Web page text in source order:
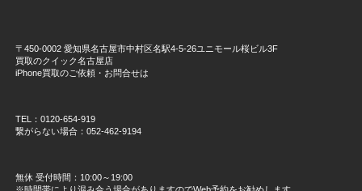
〒450-0002 愛知県名古屋市中村区名駅4-5-26ユニモール桜ビル3F
買取のクイック名古屋店
iPhone買取のご依頼・お問合せは
TEL：0120-654-919
繋がらない場合：052-462-9194
無休 受付時間：10:00～19:00
※時間帯により混み合う場合がありますのでWeb予約をお勧めします。